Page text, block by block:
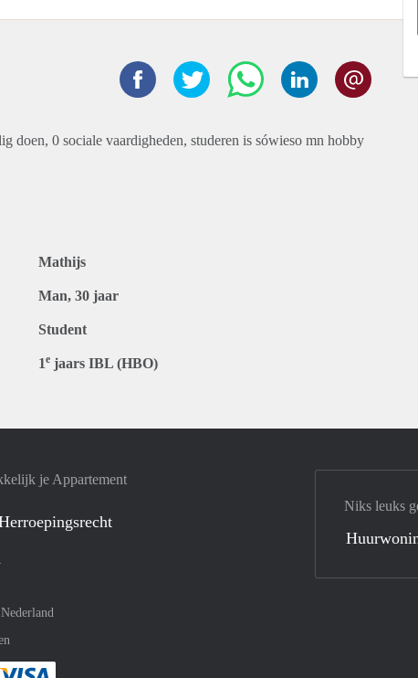
doen, 0 sociale vaardigheden, studeren is sówieso mn hobby
Mathijs
Man, 30 jaar
Student
1e jaars IBL (HBO)
je Appartement
Nederland
Niks leuks